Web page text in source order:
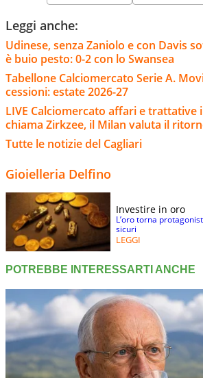
Leggi anche:
Udinese, senza Zaniolo e con Davis
è buio pesto: 0-2 con lo Swansea
Tabellone Calciomercato Serie A.
cessioni: estate 2026-27
LIVE Calciomercato affari e trattative
chiama Zirkzee, il Milan valuta il
Tutte le notizie del Cagliari
Gioielleria Delfino
Investire in oro
L’oro torna
sicuri
LEGGI